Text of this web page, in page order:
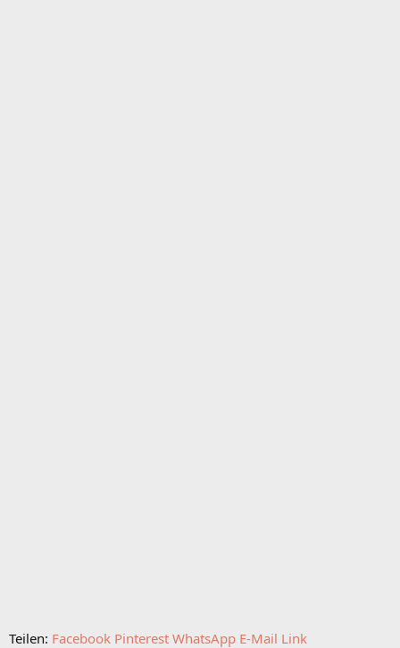
Teilen: Facebook Pinterest WhatsApp E-Mail Link